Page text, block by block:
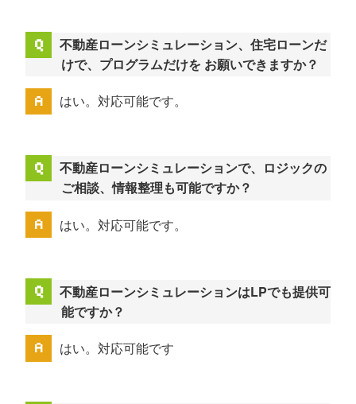
不動産ローンシミュレーション、住宅ローンだ
けで、プログラムだけを お願いできますか？
はい。対応可能です。
不動産ローンシミュレーションで、ロジックの
ご相談、情報整理も可能ですか？
はい。対応可能です。
不動産ローンシミュレーションはLPでも提供可
能ですか？
はい。対応可能です